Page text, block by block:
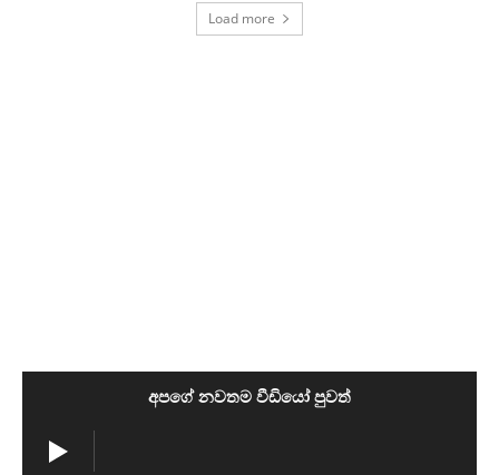
Load more
අපගේ නවතම වීඩියෝ පුවත්